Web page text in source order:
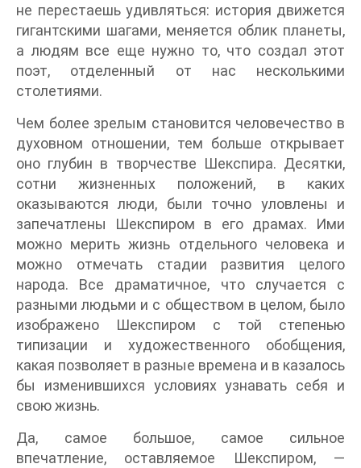
не перестаешь удивляться: история движется
гигантскими шагами, меняется облик планеты,
а людям все еще нужно то, что создал этот
поэт, отделенный от нас несколькими
столетиями.
Чем более зрелым становится человечество в
духовном отношении, тем больше открывает
оно глубин в творчестве Шекспира. Десятки,
сотни жизненных положений, в каких
оказываются люди, были точно уловлены и
запечатлены Шекспиром в его драмах. Ими
можно мерить жизнь отдельного человека и
можно отмечать стадии развития целого
народа. Все драматичное, что случается с
разными людьми и с обществом в целом, было
изображено Шекспиром с той степенью
типизации и художественного обобщения,
какая позволяет в разные времена и в казалось
бы изменившихся условиях узнавать себя и
свою жизнь.
Да, самое большое, самое сильное
впечатление, оставляемое Шекспиром, —